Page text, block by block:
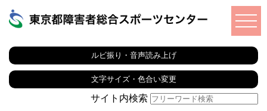
ルビ振り・音声読み上げ
文字サイズ・色合い変更
サイト内検索